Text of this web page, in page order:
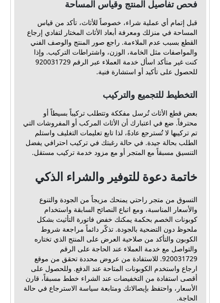
فحص تفاصيل المنتج وقياس المساحة
قبل إتمام أي عملية شراء، خصوصاً للأثاث، تأكد من قياس
المساحة في منزلك ومعرفة أبعاد الأثاث المختار لتفادي إرجاع
القطع بسبب عدم الملاءمة. راجع صور المنتج والوصف الفني
والمواصفات مثل الخامة، الوزن، واشتراطات التركيب. وإذا
كنت غير متأكد اسأل خدمة العملاء عبر الرقم 920031729
للحصول على تأكيد أو استشارة فنية.
التخطيط للتجميع والتركيب
بعض قطع الأثاث تُرسل مفككة وتتطلب تركيباً بسيطاً أو
محترفاً. ضع في اعتبارك أن الأثاث المركب أو المفروشات التي
تم تركيبها لا تُسترجع عادةً، لذا تابع تعليمات التغليف واستلم
الطلب بحالة جيدة. في حالة رغبتك في تركيب احترافي يفضل
التنسيق مسبقاً مع المتجر أو مع مزود خدمة تركيب مستقل.
خاتمة دعوة للتوفير والشراء الذكي
التسوق من متجر راحتي يمنحك مزيجاً من الجودة والتنوع
والأسعار المناسبة، ومع اتباع النصائح السابقة واستخدام
كوبونات الخصم بحكمة يمكنك خفض فاتورة التأثيث بشكل
ملحوظ دون التضحية بالجودة. تذكّر دائماً مراجعة شروط
الكوبون والتأكد من صلاحية العرض على المنتج الذي تختاره
والتواصل مع خدمة العملاء عند الحاجة على الرقم
920031729. للاستفادة من عروض محددة تحقق من موقع
ارجاع واستخدم الكوبونات المتاحة عند الدفع. وللحصول على
أقصى استفادة من التخفيضات عند الشراء خطط مسبقاً، قارن
الأسعار، واحتفظ بإيصالاتك ومتابعة سياسة الاسترجاع في حالة
الحاجة.